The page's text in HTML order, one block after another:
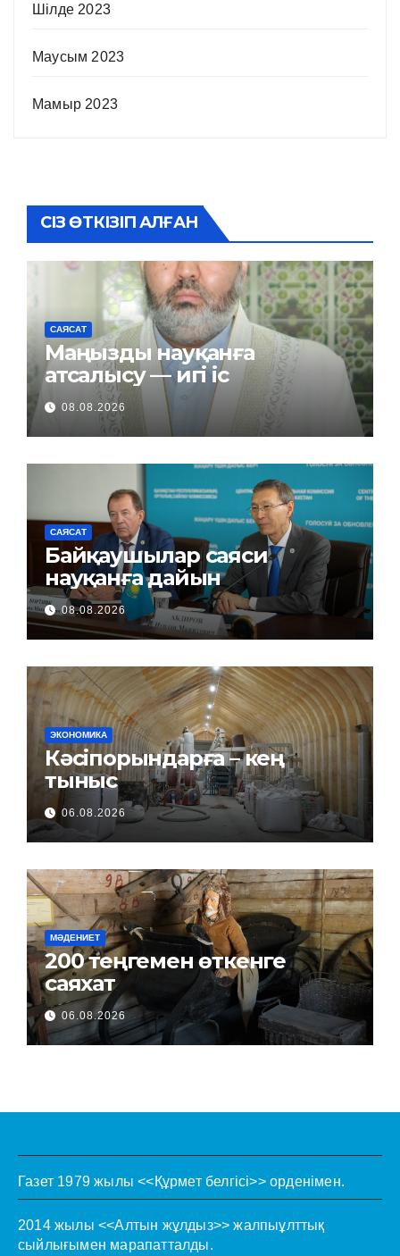
Шілде 2023
Маусым 2023
Мамыр 2023
СІЗ ӨТКІЗІП АЛҒАН
САЯСАТ
Маңызды науқанға
атсалысу — игі іс
08.08.2026
САЯСАТ
Байқаушылар саяси
науқанға дайын
08.08.2026
ЭКОНОМИКА
Кәсіпорындарға – кең
тыныс
06.08.2026
МӘДЕНИЕТ
200 теңгемен өткенге
саяхат
06.08.2026
Газет 1979 жылы <<Құрмет белгісі>> орденімен.
2014 жылы <<Алтын жұлдыз>> жалпыұлттық
сыйлығымен марапатталды.